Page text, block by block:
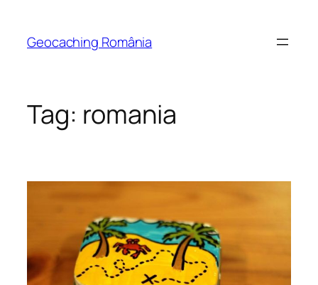
content
Geocaching România
Tag: romania